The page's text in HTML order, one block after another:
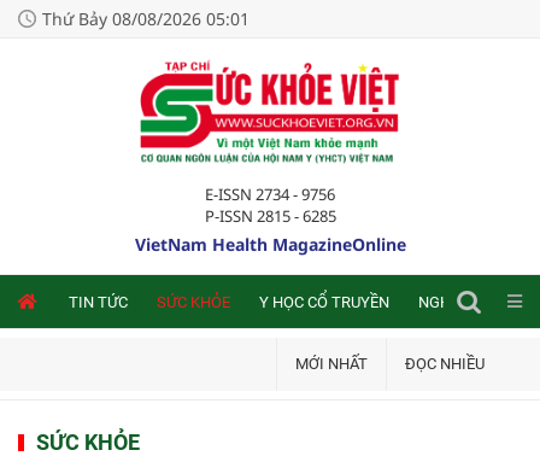
Thứ Bảy 08/08/2026 05:01
E-ISSN 2734 - 9756
P-ISSN 2815 - 6285
VietNam Health MagazineOnline
TIN TỨC SỨC KHỎE Y HỌC CỔ TRUYỀN NGHIÊN CỨU
MỚI NHẤT ĐỌC NHIỀU
SỨC KHỎE